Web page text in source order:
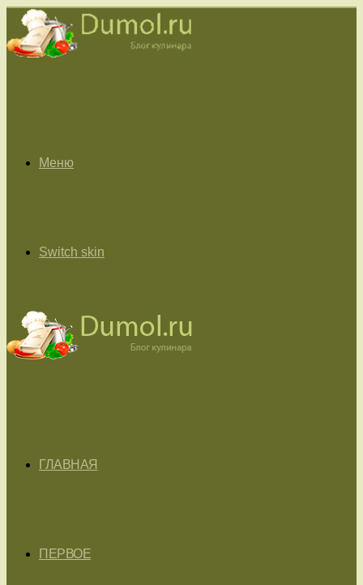
Меню
Switch skin
ГЛАВНАЯ
ПЕРВОЕ